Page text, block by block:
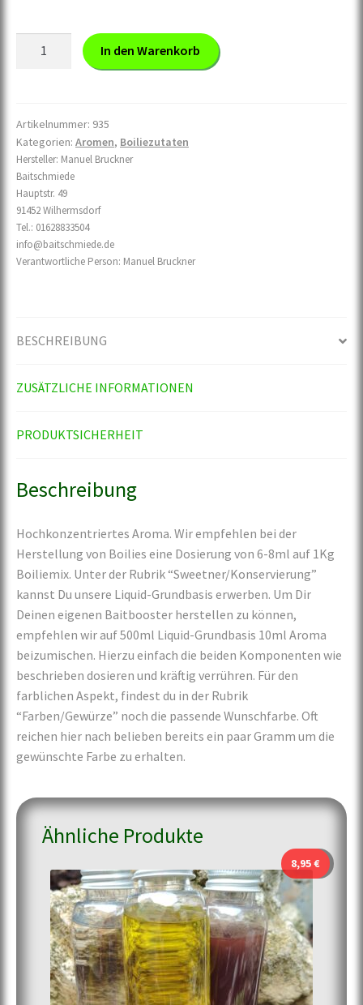
In den Warenkorb
Artikelnummer: 935
Kategorien: Aromen, Boiliezutaten
Hersteller: Manuel Bruckner
Baitschmiede
Hauptstr. 49
91452 Wilhermsdorf
Tel.: 01628833504
info@baitschmiede.de
Verantwortliche Person: Manuel Bruckner
BESCHREIBUNG
ZUSÄTZLICHE INFORMATIONEN
PRODUKTSICHERHEIT
Beschreibung
Hochkonzentriertes Aroma. Wir empfehlen bei der
Herstellung von Boilies eine Dosierung von 6-8ml auf 1Kg
Boiliemix. Unter der Rubrik “Sweetner/Konservierung”
kannst Du unsere Liquid-Grundbasis erwerben. Um Dir
Deinen eigenen Baitbooster herstellen zu können,
empfehlen wir auf 500ml Liquid-Grundbasis 10ml Aroma
beizumischen. Hierzu einfach die beiden Komponenten wie
beschrieben dosieren und kräftig verrühren. Für den
farblichen Aspekt, findest du in der Rubrik
“Farben/Gewürze” noch die passende Wunschfarbe. Oft
reichen hier nach belieben bereits ein paar Gramm um die
gewünschte Farbe zu erhalten.
Ähnliche Produkte
8,95€